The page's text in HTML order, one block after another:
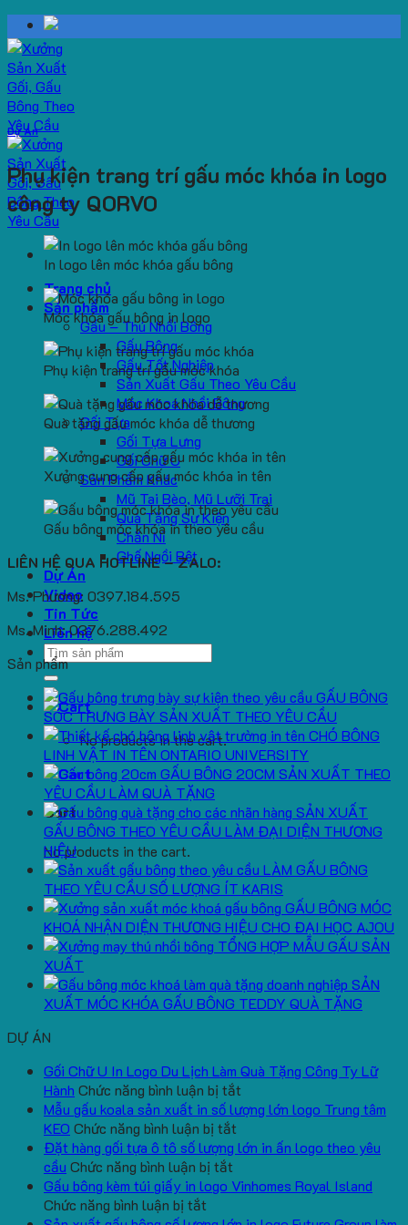
Skip
to
content
Trang chủ
Sản phẩm
Gấu – Thú Nhồi Bông
Gấu Bông
Gấu Tốt Nghiệp
Sản Xuất Gấu Theo Yêu Cầu
Móc Khoá Nhồi Bông
Gối Tựa
Gối Tựa Lưng
Gối Chữ U
Sản Phẩm Khác
Mũ Tai Bèo, Mũ Lưỡi Trai
Quà Tặng Sự Kiện
Chăn Nỉ
Ghế Ngồi Bệt
Dự Án
Video
Tin Tức
Liên hệ
Search
for:
No products in the cart.
Cart
No products in the cart.
Dự Án
Phụ kiện trang trí gấu móc khóa in logo
công ty QORVO
In logo lên móc khóa gấu bông
Móc khóa gấu bông in logo
Phụ kiện trang trí gấu móc khóa
Quà tặng gấu móc khóa dễ thương
Xưởng cung cấp gấu móc khóa in tên
Gấu bông móc khóa in theo yêu cầu
LIÊN HỆ QUA HOTLINE – ZALO:
Ms. Phương: 0397.184.595
Ms. Minh: 0376.288.492
Sản phẩm
GẤU BÔNG
SÓC TRƯNG BÀY SẢN XUẤT THEO YÊU CẦU
CHÓ BÔNG
LINH VẬT IN TÊN ONTARIO UNIVERSITY
GẤU BÔNG 20CM SẢN XUẤT THEO
YÊU CẦU LÀM QUÀ TẶNG
SẢN XUẤT
GẤU BÔNG THEO YÊU CẦU LÀM ĐẠI DIỆN THƯƠNG
HIỆU
LÀM GẤU BÔNG
THEO YÊU CẦU SỐ LƯỢNG ÍT KARIS
GẤU BÔNG MÓC
KHOÁ NHẬN DIỆN THƯƠNG HIỆU CHO ĐẠI HỌC AJOU
TỔNG HỢP MẪU GẤU SẢN
XUẤT
SẢN
XUẤT MÓC KHÓA GẤU BÔNG TEDDY QUÀ TẶNG
DỰ ÁN
Gối Chữ U In Logo Du Lịch Làm Quà Tặng Công Ty Lữ
Hành Chức năng bình luận bị tắt
Gối
U
Logo
Mẫu gấu koala sản xuất in số lượng lớn logo Trung tâm
KEO Chức năng bình luận bị tắt
Mẫu
koala
Đặt hàng gối tựa ô tô số lượng lớn in ấn logo theo yêu
cầu Chức năng bình luận bị tắt
Đặt
Gấu bông kèm túi giấy in logo Vinhomes Royal Island
Chức năng bình luận bị tắt